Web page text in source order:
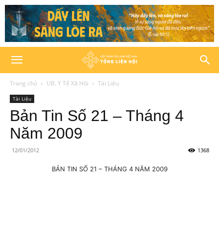
Trang chủ UB. Y Tế Xã Hội Tài Liệu
Tài Liệu
Bản Tin Số 21 – Tháng 4
Năm 2009
12/01/2012 1368
BẢN TIN SỐ 21 – THÁNG 4 NĂM 2009